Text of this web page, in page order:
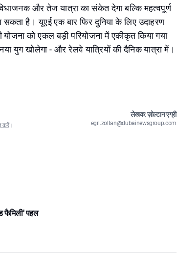
और तेज यात्रा का संकेत देगा बल्कि महत्वपूर्ण
सकता है। यूएई एक बार फिर दुनिया के लिए उदाहरण
योजना को एकल बड़ी परियोजना में एकीकृत किया गया
युग खोलेगा - और रेलवे यात्रियों की दैनिक यात्रा में।
करें।
लेखक: ज़ोल्टान एग्री
egri.zoltan@dubainewsgroup.com
फैमिली' पहल